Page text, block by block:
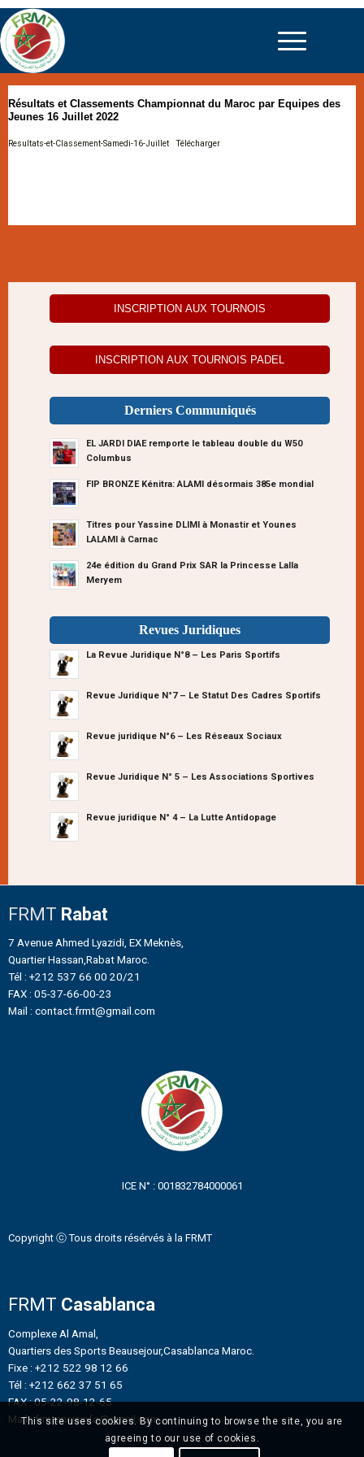
Résultats et Classements Championnat du Maroc par Equipes des
Jeunes 16 Juillet 2022
Resultats-et-Classement-Samedi-16-Juillet Télécharger
INSCRIPTION AUX TOURNOIS
INSCRIPTION AUX TOURNOIS PADEL
Derniers Communiqués
EL JARDI DIAE remporte le tableau double du W50
Columbus
FIP BRONZE Kénitra: ALAMI désormais 385e mondial
Titres pour Yassine DLIMI à Monastir et Younes
LALAMI à Carnac
24e édition du Grand Prix SAR la Princesse Lalla
Meryem
Revues Juridiques
La Revue Juridique N°8 – Les Paris Sportifs
Revue Juridique N°7 – Le Statut Des Cadres Sportifs
Revue juridique N°6 – Les Réseaux Sociaux
Revue Juridique N° 5 – Les Associations Sportives
Revue juridique N° 4 – La Lutte Antidopage
FRMT Rabat
7 Avenue Ahmed Lyazidi, EX Meknès,
Quartier Hassan,Rabat Maroc.
Tél : +212 537 66 00 20/21
FAX : 05-37-66-00-23
Mail : contact.frmt@gmail.com
ICE N° : 001832784000061
Copyright ⓒ Tous droits résérvés à la FRMT
FRMT Casablanca
Complexe Al Amal,
Quartiers des Sports Beausejour,Casablanca Maroc.
Fixe : +212 522 98 12 66
Tél : +212 662 37 51 65
FAX : 05-22-98-12-65
Mail : frmtennisinfo@gmail.com
This site uses cookies. By continuing to browse the site, you are
agreeing to our use of cookies.